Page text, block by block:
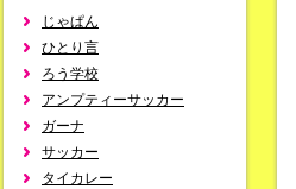
じゃぱん
ひとり言
ろう学校
アンプティーサッカー
ガーナ
サッカー
タイカレー